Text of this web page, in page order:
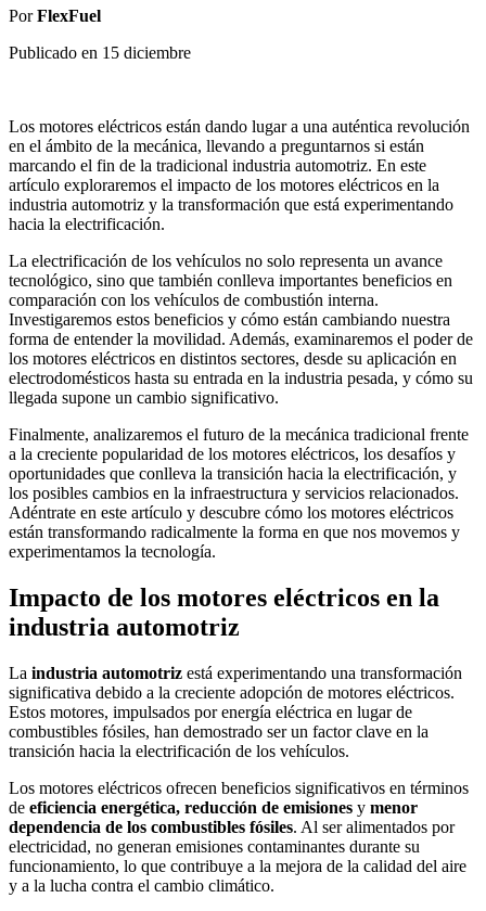
PorFlexFuel
Publicado en 15 diciembre
Los motores eléctricos están dando lugar a una auténtica revolución
en el ámbito de la mecánica, llevando a preguntarnos si están
marcando el fin de la tradicional industria automotriz. En este
artículo exploraremos el impacto de los motores eléctricos en la
industria automotriz y la transformación que está experimentando
hacia la electrificación.
La electrificación de los vehículos no solo representa un avance
tecnológico, sino que también conlleva importantes beneficios en
comparación con los vehículos de combustión interna.
Investigaremos estos beneficios y cómo están cambiando nuestra
forma de entender la movilidad. Además, examinaremos el poder de
los motores eléctricos en distintos sectores, desde su aplicación en
electrodomésticos hasta su entrada en la industria pesada, y cómo su
llegada supone un cambio significativo.
Finalmente, analizaremos el futuro de la mecánica tradicional frente
a la creciente popularidad de los motores eléctricos, los desafíos y
oportunidades que conlleva la transición hacia la electrificación, y
los posibles cambios en la infraestructura y servicios relacionados.
Adéntrate en este artículo y descubre cómo los motores eléctricos
están transformando radicalmente la forma en que nos movemos y
experimentamos la tecnología.
Impacto de los motores eléctricos en la
industria automotriz
La industria automotriz está experimentando una transformación
significativa debido a la creciente adopción de motores eléctricos.
Estos motores, impulsados por energía eléctrica en lugar de
combustibles fósiles, han demostrado ser un factor clave en la
transición hacia la electrificación de los vehículos.
Los motores eléctricos ofrecen beneficios significativos en términos
de eficiencia energética, reducción de emisiones y menor
dependencia de los combustibles fósiles. Al ser alimentados por
electricidad, no generan emisiones contaminantes durante su
funcionamiento, lo que contribuye a la mejora de la calidad del aire
y a la lucha contra el cambio climático.